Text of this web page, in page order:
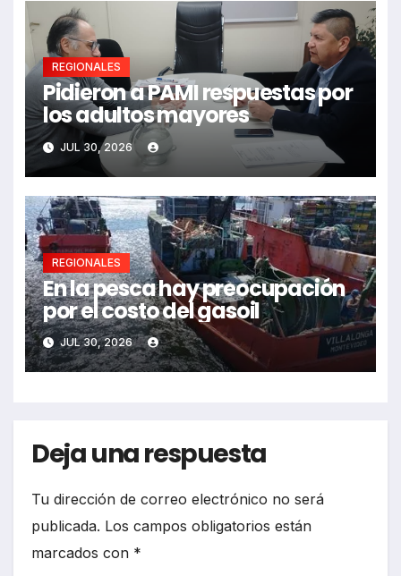
REGIONALES
Pidieron a PAMI respuestas por
los adultos mayores
JUL 30, 2026
REGIONALES
En la pesca hay preocupación
por el costo del gasoil
JUL 30, 2026
Deja una respuesta
Tu dirección de correo electrónico no será
publicada. Los campos obligatorios están
marcados con *